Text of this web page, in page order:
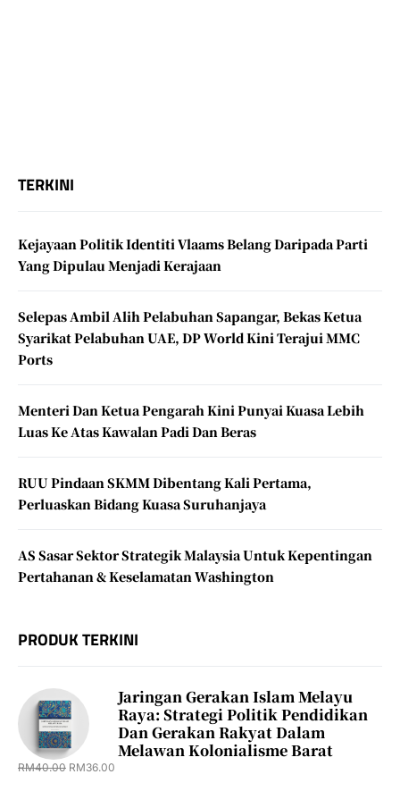
TERKINI
Kejayaan Politik Identiti Vlaams Belang Daripada Parti
Yang Dipulau Menjadi Kerajaan
Selepas Ambil Alih Pelabuhan Sapangar, Bekas Ketua
Syarikat Pelabuhan UAE, DP World Kini Terajui MMC
Ports
Menteri Dan Ketua Pengarah Kini Punyai Kuasa Lebih
Luas Ke Atas Kawalan Padi Dan Beras
RUU Pindaan SKMM Dibentang Kali Pertama,
Perluaskan Bidang Kuasa Suruhanjaya
AS Sasar Sektor Strategik Malaysia Untuk Kepentingan
Pertahanan & Keselamatan Washington
PRODUK TERKINI
Jaringan Gerakan Islam Melayu
Raya: Strategi Politik Pendidikan
Dan Gerakan Rakyat Dalam
Melawan Kolonialisme Barat
RM40.00 RM36.00